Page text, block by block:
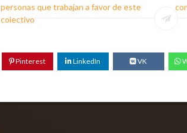
personas que trabajan a favor de este
colectivo
Pinterest LinkedIn VK